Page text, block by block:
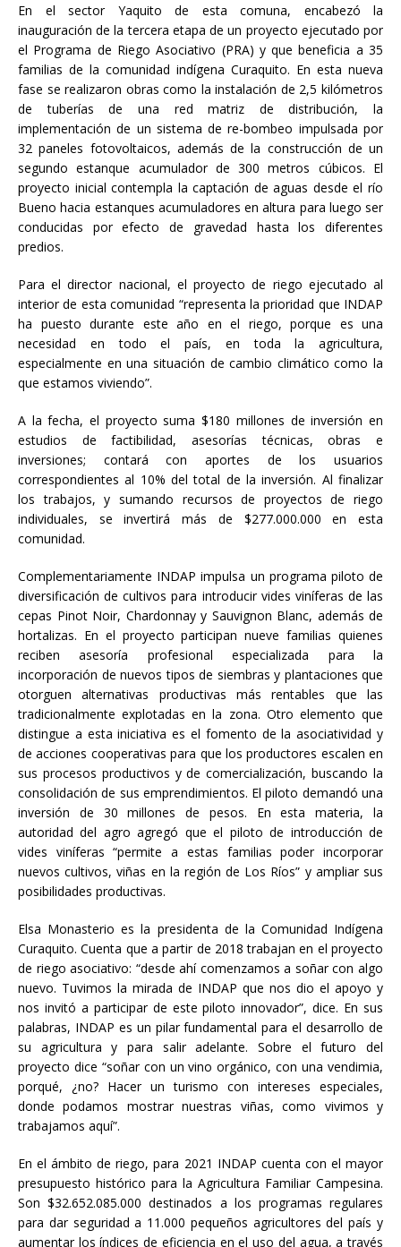
En el sector Yaquito de esta comuna, encabezó la
inauguración de la tercera etapa de un proyecto ejecutado por
el Programa de Riego Asociativo (PRA) y que beneficia a 35
familias de la comunidad indígena Curaquito. En esta nueva
fase se realizaron obras como la instalación de 2,5 kilómetros
de tuberías de una red matriz de distribución, la
implementación de un sistema de re-bombeo impulsada por
32 paneles fotovoltaicos, además de la construcción de un
segundo estanque acumulador de 300 metros cúbicos. El
proyecto inicial contempla la captación de aguas desde el río
Bueno hacia estanques acumuladores en altura para luego ser
conducidas por efecto de gravedad hasta los diferentes
predios.
Para el director nacional, el proyecto de riego ejecutado al
interior de esta comunidad “representa la prioridad que INDAP
ha puesto durante este año en el riego, porque es una
necesidad en todo el país, en toda la agricultura,
especialmente en una situación de cambio climático como la
que estamos viviendo”.
A la fecha, el proyecto suma $180 millones de inversión en
estudios de factibilidad, asesorías técnicas, obras e
inversiones; contará con aportes de los usuarios
correspondientes al 10% del total de la inversión. Al finalizar
los trabajos, y sumando recursos de proyectos de riego
individuales, se invertirá más de $277.000.000 en esta
comunidad.
Complementariamente INDAP impulsa un programa piloto de
diversificación de cultivos para introducir vides viníferas de las
cepas Pinot Noir, Chardonnay y Sauvignon Blanc, además de
hortalizas. En el proyecto participan nueve familias quienes
reciben asesoría profesional especializada para la
incorporación de nuevos tipos de siembras y plantaciones que
otorguen alternativas productivas más rentables que las
tradicionalmente explotadas en la zona. Otro elemento que
distingue a esta iniciativa es el fomento de la asociatividad y
de acciones cooperativas para que los productores escalen en
sus procesos productivos y de comercialización, buscando la
consolidación de sus emprendimientos. El piloto demandó una
inversión de 30 millones de pesos. En esta materia, la
autoridad del agro agregó que el piloto de introducción de
vides viníferas “permite a estas familias poder incorporar
nuevos cultivos, viñas en la región de Los Ríos” y ampliar sus
posibilidades productivas.
Elsa Monasterio es la presidenta de la Comunidad Indígena
Curaquito. Cuenta que a partir de 2018 trabajan en el proyecto
de riego asociativo: “desde ahí comenzamos a soñar con algo
nuevo. Tuvimos la mirada de INDAP que nos dio el apoyo y
nos invitó a participar de este piloto innovador”, dice. En sus
palabras, INDAP es un pilar fundamental para el desarrollo de
su agricultura y para salir adelante. Sobre el futuro del
proyecto dice “soñar con un vino orgánico, con una vendimia,
porqué, ¿no? Hacer un turismo con intereses especiales,
donde podamos mostrar nuestras viñas, como vivimos y
trabajamos aquí”.
En el ámbito de riego, para 2021 INDAP cuenta con el mayor
presupuesto histórico para la Agricultura Familiar Campesina.
Son $32.652.085.000 destinados a los programas regulares
para dar seguridad a 11.000 pequeños agricultores del país y
aumentar los índices de eficiencia en el uso del agua, a través